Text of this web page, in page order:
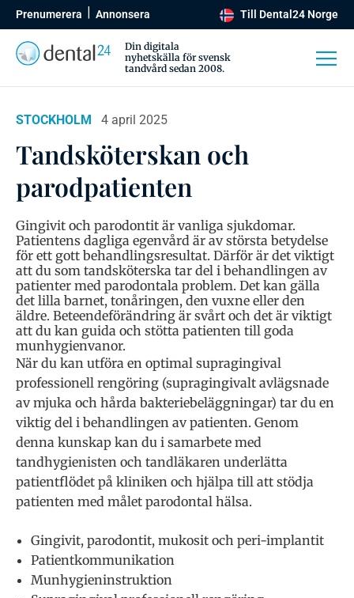
Prenumerera Annonsera Till Dental24 Norge
Din digitala
nyhetskälla för svensk
tandvård sedan 2008.
STOCKHOLM 4 april 2025
Tandsköterskan och
parodpatienten
Gingivit och parodontit är vanliga sjukdomar.
Patientens dagliga egenvård är av största betydelse
för ett gott behandlingsresultat. Därför är det viktigt
att du som tandsköterska tar del i behandlingen av
patienter med parodontala problem. Det kan gälla
det lilla barnet, tonåringen, den vuxne eller den
äldre. Beteendeförändring är svårt och det är viktigt
att du kan guida och stötta patienten till goda
munhygienvanor.
När du kan utföra en optimal supragingival
professionell rengöring (supragingivalt avlägsnade
av mjuka och hårda bakteriebeläggningar) tar du en
viktig del i behandlingen av patienten. Genom
denna kunskap kan du i samarbete med
tandhygienisten och tandläkaren underlätta
patientflödet på kliniken och hjälpa till att stödja
patienten med målet parodontal hälsa.
Gingivit, parodontit, mukosit och peri-implantit
Patientkommunikation
Munhygieninstruktion